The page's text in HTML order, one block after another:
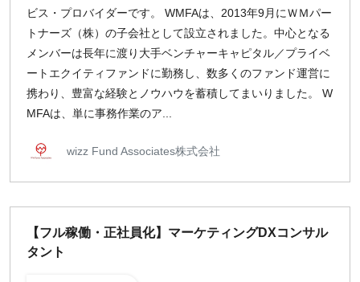
ビス・プロバイダーです。 WMFAは、2013年9月にＷＭパー
トナーズ（株）の子会社として設立されました。中心となる
メンバーは長年に渡り大手ベンチャーキャピタル／プライベ
ートエクイティファンドに勤務し、数多くのファンド運営に
携わり、豊富な経験とノウハウを蓄積してまいりました。 W
MFAは、単に事務作業のア...
wizz Fund Associates株式会社
【フル稼働・正社員化】マーケティングDXコンサル
タント